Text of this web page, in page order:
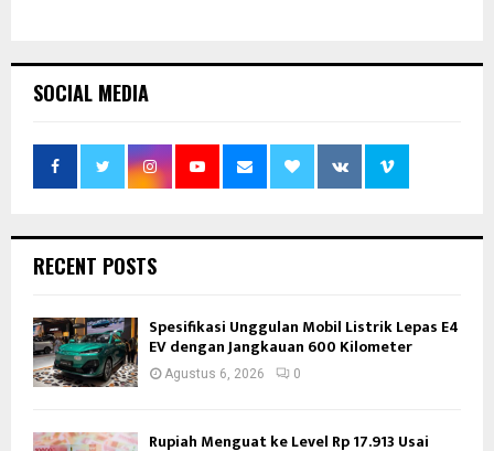
SOCIAL MEDIA
RECENT POSTS
Spesifikasi Unggulan Mobil Listrik Lepas E4
EV dengan Jangkauan 600 Kilometer
Agustus 6, 2026 0
Rupiah Menguat ke Level Rp 17.913 Usai